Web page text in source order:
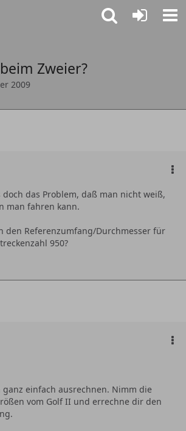
Zweier?
2009
das Problem, daß man nicht weiß,
man fahren kann.
den Referenzumfang/Durchmesser für
950?
einfach ausrechnen. Nimm die
vom Golf II und errechne dir den